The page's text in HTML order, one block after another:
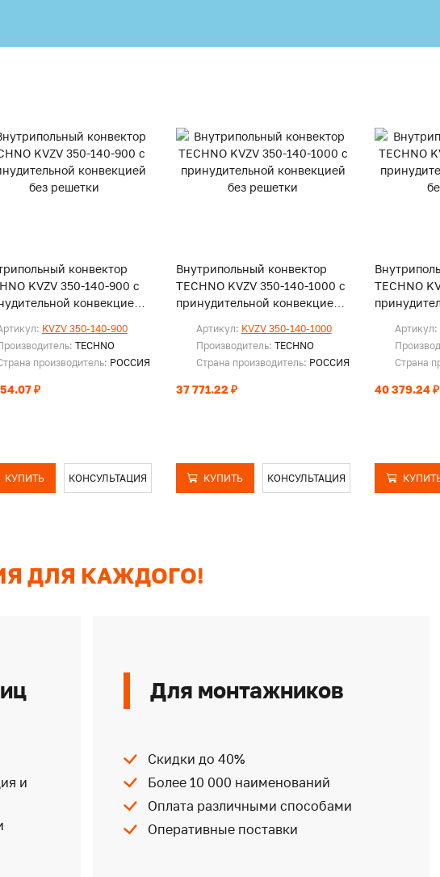
конвектор
KVZV 350-140-900 с
конвекцией
KVZV 350-140-900
TECHNO
производитель: РОССИЯ
₽
КУПИТЬ КОНСУЛЬТАЦИЯ
Внутрипольный конвектор
TECHNO KVZV 350-140-1000 с
принудительной конвекцией
Артикул: KVZV 350-140-1000
Производитель: TECHNO
Страна производитель: РОССИЯ
37 771.22 ₽
КУПИТЬ КОНСУЛЬТАЦИЯ
TECHNO
Артикул:
Страна
40 379.24 ₽
ДЛЯ КАЖДОГО!
и
Для монтажников
Скидки до 40%
Более 10 000 наименований
Оплата различными способами
Оперативные поставки